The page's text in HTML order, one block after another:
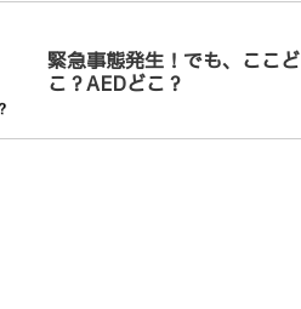
緊急事態発生！でも、ここど
こ？AEDどこ？